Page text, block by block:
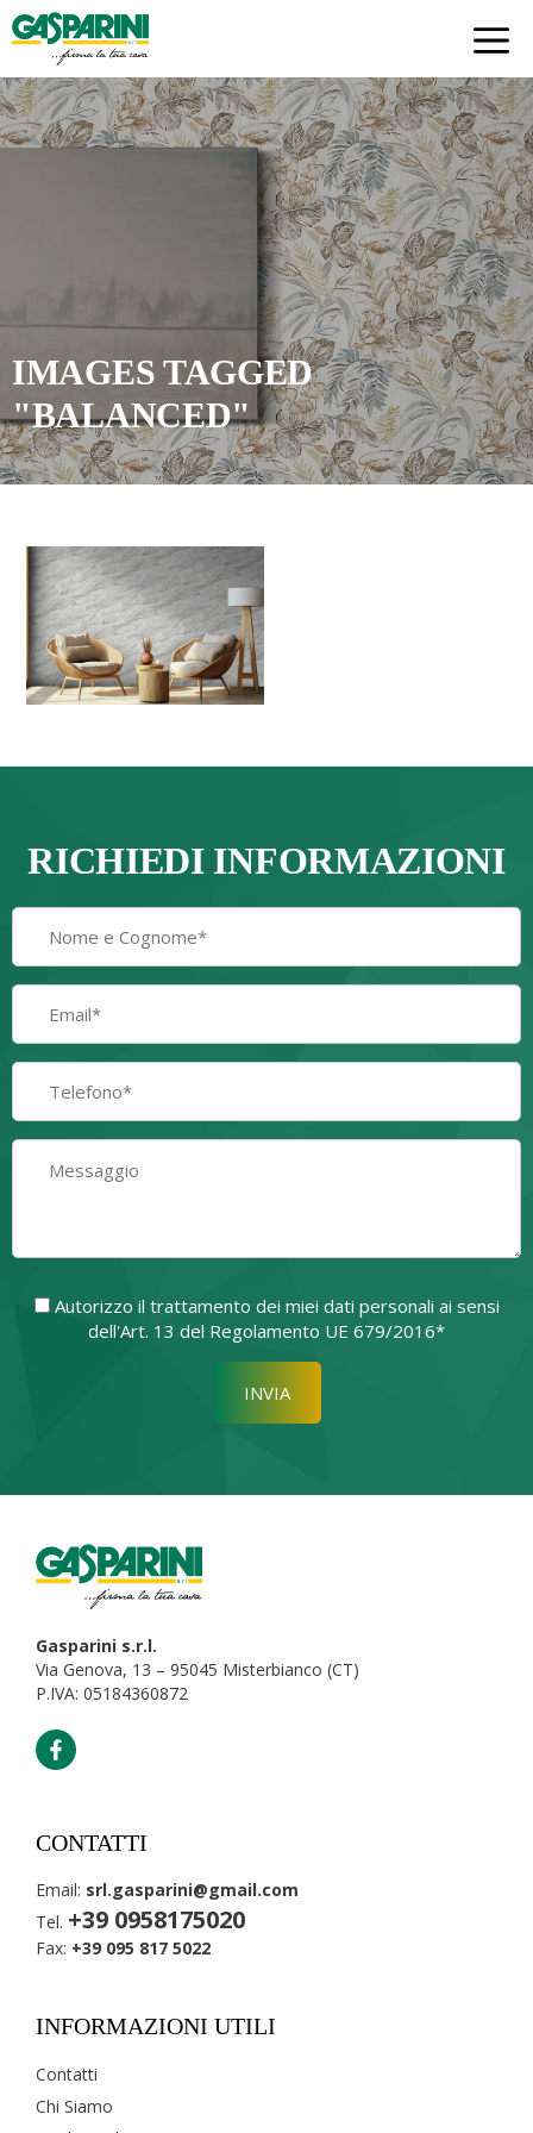
Skip
to
content
IMAGES TAGGED
"BALANCED"
RICHIEDI INFORMAZIONI
Autorizzo il trattamento dei miei dati personali ai sensi
dell'Art. 13 del Regolamento UE 679/2016*
Si prega di lasciare vuoto
Gasparini s.r.l.
Via Genova, 13 – 95045 Misterbianco (CT)
P.IVA: 05184360872
CONTATTI
Email: srl.gasparini@gmail.com
Tel. +39 0958175020
Fax: +39 095 817 5022
INFORMAZIONI UTILI
Contatti
Chi Siamo